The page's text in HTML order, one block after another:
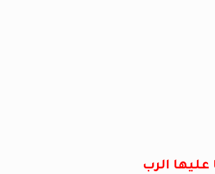
عليها الرب